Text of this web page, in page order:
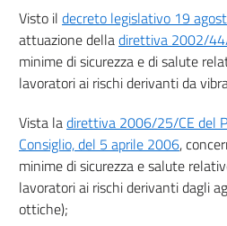
41
42
Sezione VI
43
44
45
46
Visto il decreto legislativo 19
attuazione delladirettiva 2002/
minime di sicurezza e di salute
lavoratori ai rischi derivanti da
Vista ladirettiva 2006/25/CE del
Consiglio, del 5 aprile 2006,
minime di sicurezza e salute
lavoratori ai rischi derivanti dagli
ottiche);